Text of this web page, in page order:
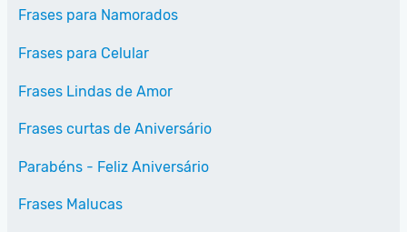
Frases para Namorados
Frases para Celular
Frases Lindas de Amor
Frases curtas de Aniversário
Parabéns - Feliz Aniversário
Frases Malucas